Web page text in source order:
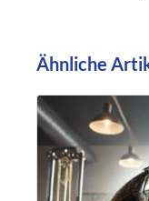
Ähnliche